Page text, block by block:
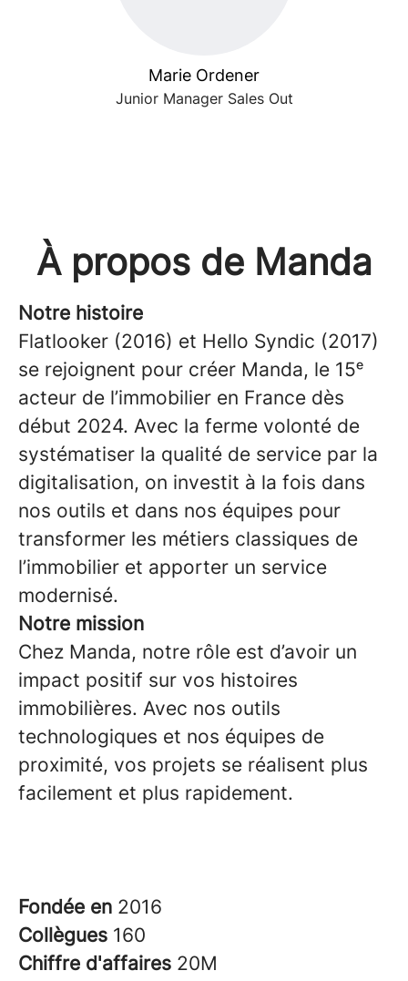
Marie Ordener
Junior Manager Sales Out
À propos de Manda
Notre histoire
Flatlooker (2016) et Hello Syndic (2017)
se rejoignent pour créer Manda, le 15ᵉ
acteur de l’immobilier en France dès
début 2024. Avec la ferme volonté de
systématiser la qualité de service par la
digitalisation, on investit à la fois dans
nos outils et dans nos équipes pour
transformer les métiers classiques de
l’immobilier et apporter un service
modernisé.
Notre mission
Chez Manda, notre rôle est d’avoir un
impact positif sur vos histoires
immobilières. Avec nos outils
technologiques et nos équipes de
proximité, vos projets se réalisent plus
facilement et plus rapidement.
Fondée en 2016
Collègues 160
Chiffre d'affaires 20M